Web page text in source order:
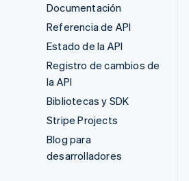
Documentación
Referencia de API
Estado de la API
Registro de cambios de
la API
Bibliotecas y SDK
Stripe Projects
Blog para
desarrolladores